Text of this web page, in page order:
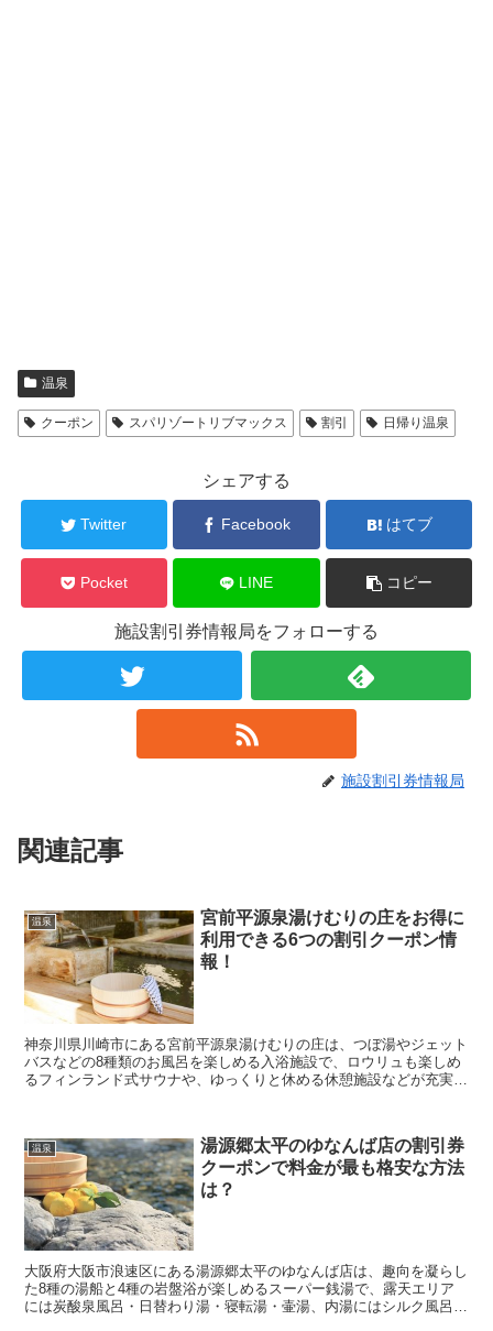
温泉
クーポン スパリゾートリブマックス 割引 日帰り温泉
シェアする
Twitter Facebook はてブ
Pocket LINE コピー
施設割引券情報局をフォローする
施設割引券情報局
関連記事
温泉
宮前平源泉湯けむりの庄をお得に
利用できる6つの割引クーポン情
報！
神奈川県川崎市にある宮前平源泉湯けむりの庄は、つぼ湯やジェット
バスなどの8種類のお風呂を楽しめる入浴施設で、ロウリュも楽しめ
るフィンランド式サウナや、ゆっくりと休める休憩施設などが充実し
温泉
湯源郷太平のゆなんば店の割引券
クーポンで料金が最も格安な方法
は？
大阪府大阪市浪速区にある湯源郷太平のゆなんば店は、趣向を凝らし
た8種の湯船と4種の岩盤浴が楽しめるスーパー銭湯で、露天エリア
には炭酸泉風呂・日替わり湯・寝転湯・壷湯、内湯にはシルク風呂・